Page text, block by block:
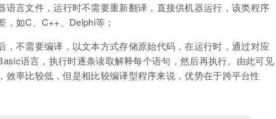
语言文件，运行时不需要重新翻译，直接供机器运行，该类程序
如C、C++、Delphi等；
，不需要编译，以文本方式存储原始代码，在运行时，通过对应
语言，执行时逐条读取解释每个语句，然后再执行。由此可见
效率比较低，但是相比较编译型程序来说，优势在于跨平台性